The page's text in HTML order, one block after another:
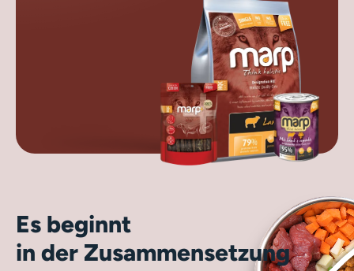
Es beginnt
in der Zusammensetzung